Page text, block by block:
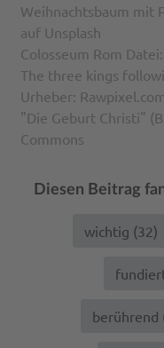
Weihnachtsbaum mit
auf Unsplash
Colosseum Rom
The three kings
Urheber: Rawpixel.com
"Die Geburt Christi"
Commons
Diesen Beitrag
wichtig (32)
berührend